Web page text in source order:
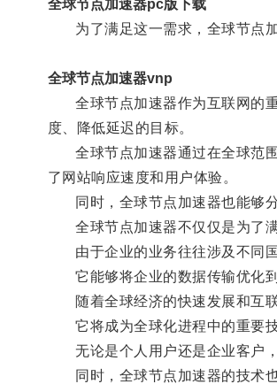
全球节点加速器pc版下载
为了满足这一需求，全球节点加
全球节点加速器vnp
全球节点加速器作为互联网的重
度、降低延迟的目标。
全球节点加速器通过在全球范围
了网站响应速度和用户体验。
同时，全球节点加速器也能够分
全球节点加速器不仅仅是为了满
由于企业的业务往往涉及不同国
它能够将企业的数据传输优化到
随着全球经济的快速发展和互联
它将成为全球化进程中的重要技
无论是个人用户还是企业客户，
同时，全球节点加速器的技术也